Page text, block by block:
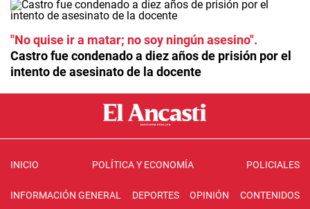
"No quise ir a matar; no soy ningún asesino"
Castro fue condenado a diez años de prisión por el
intento de asesinato de la docente
INICIO POLÍTICA Y ECONOMÍA POLICIALES
INFORMACIÓN GENERAL DEPORTES OPINIÓN CONTENIDOS